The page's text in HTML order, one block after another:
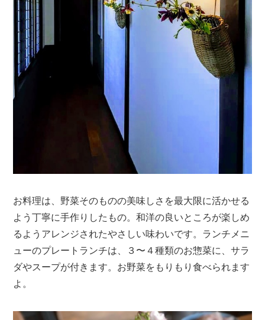
お料理は、野菜そのものの美味しさを最大限に活かせる
よう丁寧に手作りしたもの。和洋の良いところが楽しめ
るようアレンジされたやさしい味わいです。ランチメニ
ューのプレートランチは、３〜４種類のお惣菜に、サラ
ダやスープが付きます。お野菜をもりもり食べられます
よ。